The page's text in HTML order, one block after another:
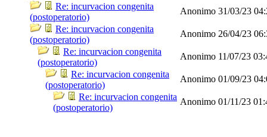
Re: incurvacion congenita
(postoperatorio)
Anonimo 31/03/23
Re: incurvacion congenita
(postoperatorio)
Anonimo 26/04/23
Re: incurvacion congenita
(postoperatorio)
Anonimo 11/07/23
Re: incurvacion congenita
(postoperatorio)
Anonimo 01/09/23
Re: incurvacion congenita
(postoperatorio)
Anonimo 01/11/23